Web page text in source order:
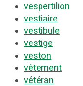
vespertilion
vestiaire
vestibule
vestige
veston
vêtement
vétéran